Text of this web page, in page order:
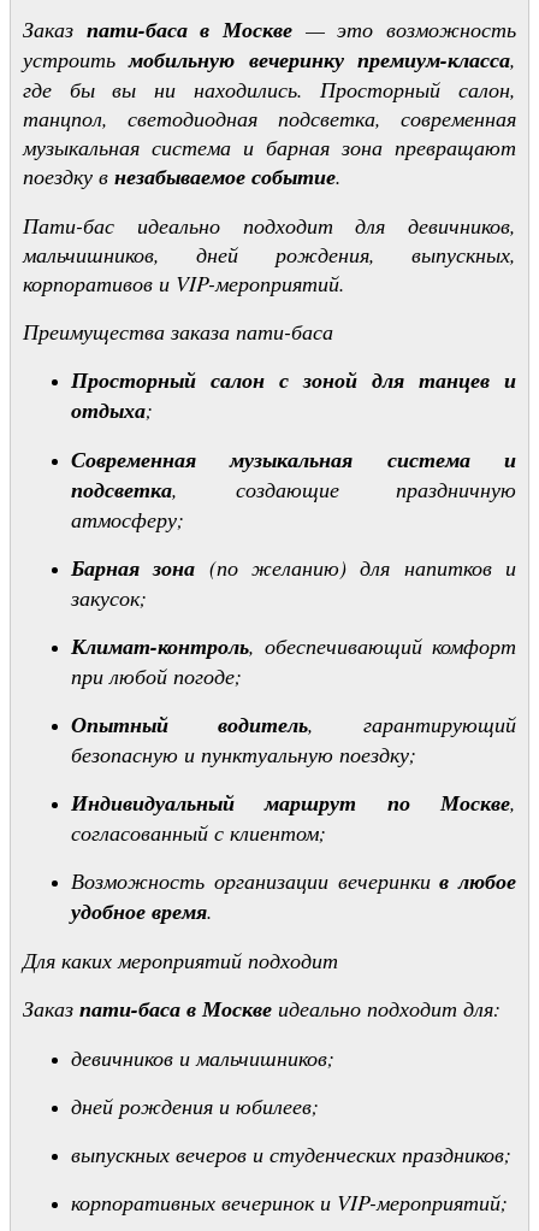
Заказ пати-баса в Москве — это возможность
устроитьмобильную вечеринку премиум-класса,
где бы вы ни находились. Просторный салон,
танцпол, светодиодная подсветка, современная
музыкальная система и барная зона превращают
поездку в незабываемое событие.
Пати-бас идеально подходит для девичников,
мальчишников, дней рождения, выпускных,
корпоративов и VIP-мероприятий.
Преимущества заказа пати-баса
Просторный салон с зоной для танцев и
отдыха;
Современная музыкальная система и
подсветка, создающие праздничную
атмосферу;
Барная зона (по желанию) для напитков и
закусок;
Климат-контроль, обеспечивающий комфорт
при любой погоде;
Опытный водитель, гарантирующий
безопасную и пунктуальную поездку;
Индивидуальный маршрут по Москве,
согласованный с клиентом;
Возможность организации вечеринкив любое
удобное время.
Для каких мероприятий подходит
Заказ пати-баса в Москве идеально подходит для:
девичников и мальчишников;
дней рождения и юбилеев;
выпускных вечеров и студенческих праздников;
корпоративных вечеринок и VIP-мероприятий;